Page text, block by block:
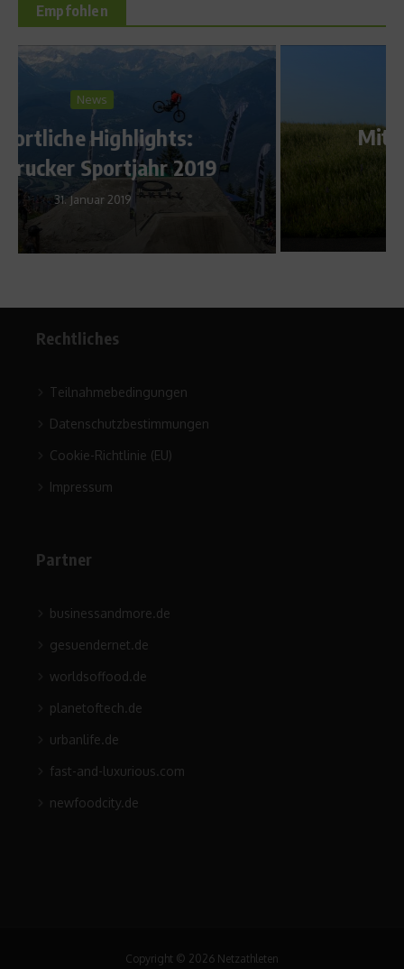
Empfohlen
Mit leerem Magen zum
Joggen
10. April 2009
Rechtliches
Teilnahmebedingungen
Datenschutzbestimmungen
Cookie-Richtlinie (EU)
Impressum
Partner
businessandmore.de
gesuendernet.de
worldsoffood.de
planetoftech.de
urbanlife.de
fast-and-luxurious.com
newfoodcity.de
Copyright © 2026 Netzathleten